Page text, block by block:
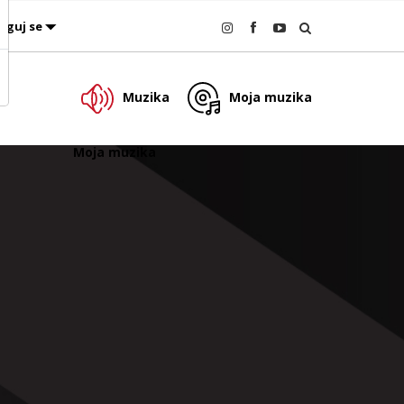
se
Muzika Moja muzika
Moja muzika